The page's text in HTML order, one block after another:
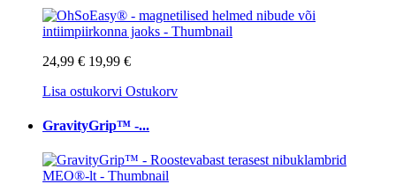
24,99 € 19,99 €
Lisa ostukorvi Ostukorv
GravityGrip™ -...